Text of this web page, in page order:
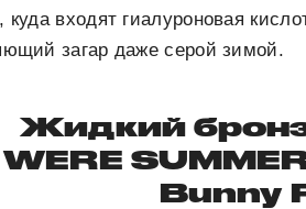
входят гиалуроновая
загар даже серой зимой.
Жидкий
WERE
Bunny